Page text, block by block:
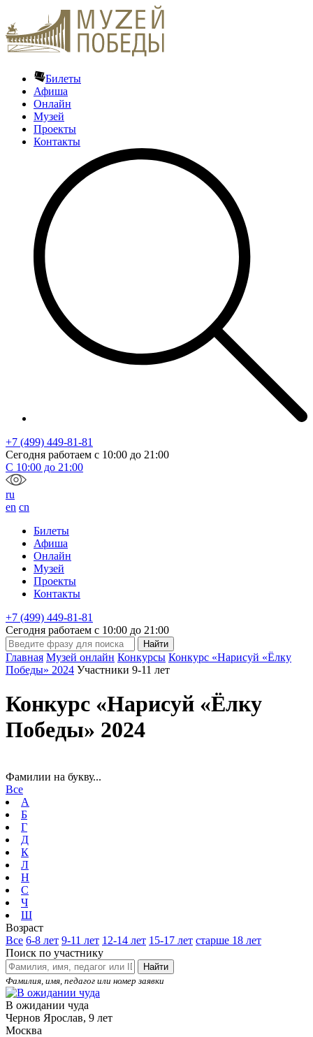
Билеты
Афиша
Онлайн
Музей
Проекты
Контакты
+7 (499) 449-81-81
Сегодня работаем с 10:00 до 21:00
С 10:00 до 21:00
ru
en cn
Билеты
Афиша
Онлайн
Музей
Проекты
Контакты
+7 (499) 449-81-81
Сегодня работаем с 10:00 до 21:00
Главная Музей онлайн Конкурсы Конкурс «Нарисуй «Ёлку
Победы» 2024 Участники 9-11 лет
Конкурс «Нарисуй «Ёлку
Победы» 2024
Фамилии на букву...
Все
А
Б
Г
Д
К
Л
Н
С
Ч
Ш
Возраст
Все 6-8 лет 9-11 лет 12-14 лет 15-17 лет старше 18 лет
Поиск по участнику
Найти
Фамилия, имя, педагог или номер заявки
В ожидании чуда
Чернов Ярослав, 9 лет
Москва